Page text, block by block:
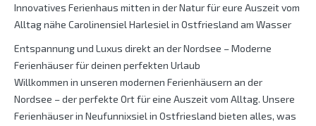
Innovatives Ferienhaus mitten in der Natur für eure Auszeit vom
Alltag nähe Carolinensiel Harlesiel in Ostfriesland am Wasser
Entspannung und Luxus direkt an der Nordsee – Moderne
Ferienhäuser für deinen perfekten Urlaub
Willkommen in unseren modernen Ferienhäusern an der
Nordsee – der perfekte Ort für eine Auszeit vom Alltag. Unsere
Ferienhäuser in Neufunnixsiel in Ostfriesland bieten alles, was